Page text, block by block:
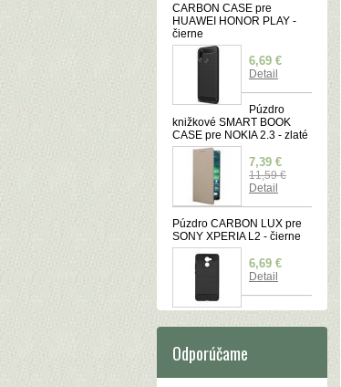
CARBON CASE pre
HUAWEI HONOR PLAY -
čierne
6,69 €
Detail
Púzdro
knižkové SMART BOOK
CASE pre NOKIA 2.3 - zlaté
7,39 €
11,59 €
Detail
Púzdro CARBON LUX pre
SONY XPERIA L2 - čierne
6,69 €
Detail
Odporúčame